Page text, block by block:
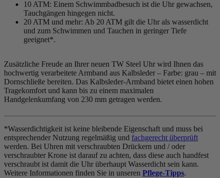
10 ATM: Einem Schwimmbadbesuch ist die Uhr gewachsen,
Tauchgängen hingegen nicht.
20 ATM und mehr: Ab 20 ATM gilt die Uhr als wasserdicht
und zum Schwimmen und Tauchen in geringer Tiefe
geeignet*.
Zusätzliche Freude an Ihrer neuen TW Steel Uhr wird Ihnen das
hochwertig verarbeitete Armband aus Kalbsleder – Farbe: grau – mit
Dornschließe bereiten. Das Kalbsleder-Armband bietet einen hohen
Tragekomfort und kann bis zu einem maximalen
Handgelenkumfang von 230 mm getragen werden.
*Wasserdichtigkeit ist keine bleibende Eigenschaft und muss bei
entsprechender Nutzung regelmäßig und fachgerecht überprüft
werden. Bei Uhren mit verschraubten Drückern und / oder
verschraubter Krone ist darauf zu achten, dass diese auch handfest
verschraubt ist damit die Uhr überhaupt Wasserdicht sein kann.
Weitere Informationen finden Sie in unseren Pflege-Tipps.